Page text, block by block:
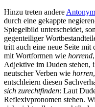
Hinzu treten andere
durch eine gekappte
Spiegelbild unterscheidet,
gegenteiliger
tritt auch eine neue Seite mit
mit Wortformen wie horrend,
Adjektive im Duden stehen,
neutscher Verben wie horren,
entschleiern diesen
sich zurechtfinden: Laut
Reflexivpronomen stehen.